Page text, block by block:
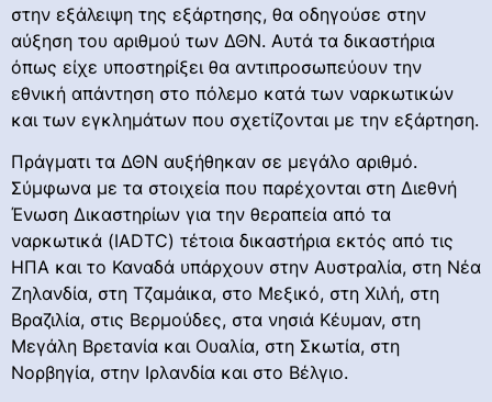
στην εξάλειψη της εξάρτησης, θα οδηγούσε στην
αύξηση του αριθμού των ΔΘΝ. Αυτά τα δικαστήρια
όπως είχε υποστηρίξει θα αντιπροσωπεύουν την
εθνική απάντηση στο πόλεμο κατά των ναρκωτικών
και των εγκλημάτων που σχετίζονται με την εξάρτηση.
Πράγματι τα ΔΘΝ αυξήθηκαν σε μεγάλο αριθμό.
Σύμφωνα με τα στοιχεία που παρέχονται στη Διεθνή
Ένωση Δικαστηρίων για την θεραπεία από τα
ναρκωτικά (IADTC) τέτοια δικαστήρια εκτός από τις
ΗΠΑ και το Καναδά υπάρχουν στην Αυστραλία, στη Νέα
Ζηλανδία, στη Τζαμάικα, στο Μεξικό, στη Χιλή, στη
Βραζιλία, στις Βερμούδες, στα νησιά Κέυμαν, στη
Μεγάλη Βρετανία και Ουαλία, στη Σκωτία, στη
Νορβηγία, στην Ιρλανδία και στο Βέλγιο.